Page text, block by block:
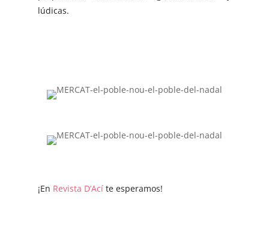
lúdicas.
¡En Revista D’Acíte esperamos!